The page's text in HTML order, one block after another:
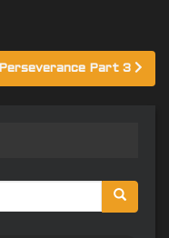
Perseverance Part 3